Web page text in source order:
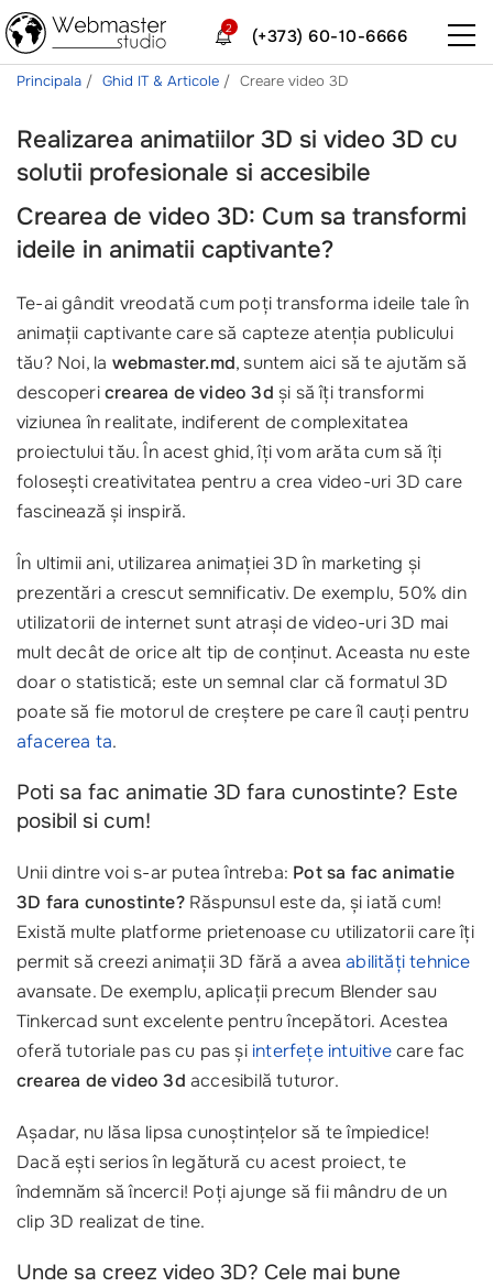
(+373) 60-10-6666
2
Principala Ghid IT & Articole Creare video 3D
Realizarea animatiilor 3D si video 3D cu
solutii profesionale si accesibile
Crearea de video 3D: Cum sa transformi
ideile in animatii captivante?
Te-ai gândit vreodată cum poți transforma ideile tale în
animații captivante care să capteze atenția publicului
tău? Noi, la webmaster.md, suntem aici să te ajutăm să
descopericrearea de video 3d și să îți transformi
viziunea în realitate, indiferent de complexitatea
proiectului tău. În acest ghid, îți vom arăta cum să îți
folosești creativitatea pentru a crea video-uri 3D care
fascinează și inspiră.
În ultimii ani, utilizarea animației 3D în marketing și
prezentări a crescut semnificativ. De exemplu, 50% din
utilizatorii de internet sunt atrași de video-uri 3D mai
mult decât de orice alt tip de conținut. Aceasta nu este
doar o statistică; este un semnal clar că formatul 3D
poate să fie motorul de creștere pe care îl cauți pentru
afacerea ta.
Poti sa fac animatie 3D fara cunostinte? Este
posibil si cum!
Unii dintre voi s-ar putea întreba: Pot sa fac animatie
3D fara cunostinte?Răspunsul este da, și iată cum!
Există multe platforme prietenoase cu utilizatorii care îți
permit să creezi animații 3D fără a aveaabilități tehnice
avansate. De exemplu, aplicații precum Blender sau
Tinkercad sunt excelente pentru începători. Acestea
oferă tutoriale pas cu pas și interfețe intuitivecare fac
crearea de video 3d accesibilă tuturor.
Așadar, nu lăsa lipsa cunoștințelor să te împiedice!
Dacă ești serios în legătură cu acest proiect, te
îndemnăm să încerci! Poți ajunge să fii mândru de un
clip 3D realizat de tine.
Unde sa creez video 3D? Cele mai bune